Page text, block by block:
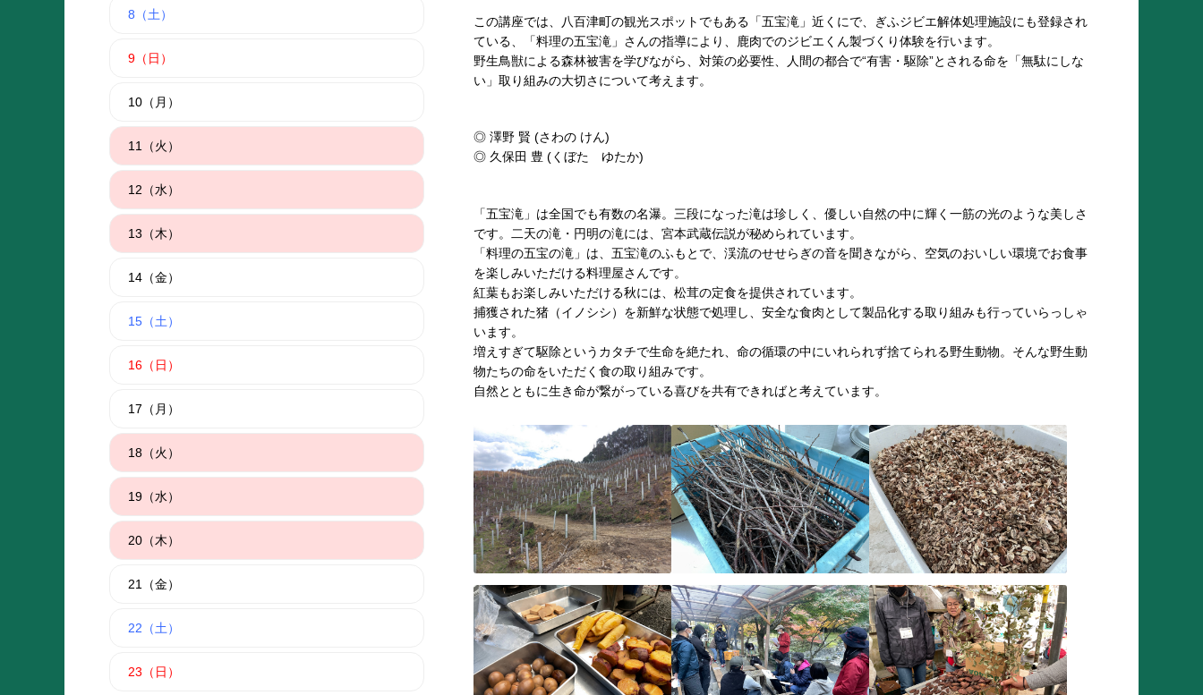
8（土）
9（日）
10（月）
11（火）
12（水）
13（木）
14（金）
15（土）
16（日）
17（月）
18（火）
19（水）
20（木）
21（金）
22（土）
23（日）
この講座では、八百津町の観光スポットでもある「五宝滝」近くにで、ぎふジビエ解体処理施設にも登録され
ている、「料理の五宝滝」さんの指導により、鹿肉でのジビエくん製づくり体験を行います。
野生鳥獣による森林被害を学びながら、対策の必要性、人間の都合で“有害・駆除”とされる命を「無駄にしな
い」取り組みの大切さについて考えます。
◎ 澤野 賢 (さわの けん)
◎ 久保田 豊 (くぼた ゆたか)
「五宝滝」は全国でも有数の名瀑。三段になった滝は珍しく、優しい自然の中に輝く一筋の光のような美しさ
です。二天の滝・円明の滝には、宮本武蔵伝説が秘められています。
「料理の五宝の滝」は、五宝滝のふもとで、渓流のせせらぎの音を聞きながら、空気のおいしい環境でお食事
を楽しみいただける料理屋さんです。
紅葉もお楽しみいただける秋には、松茸の定食を提供されています。
捕獲された猪（イノシシ）を新鮮な状態で処理し、安全な食肉として製品化する取り組みも行っていらっしゃ
います。
増えすぎて駆除というカタチで生命を絶たれ、命の循環の中にいれられず捨てられる野生動物。そんな野生動
物たちの命をいただく食の取り組みです。
自然とともに生き命が繋がっている喜びを共有できればと考えています。